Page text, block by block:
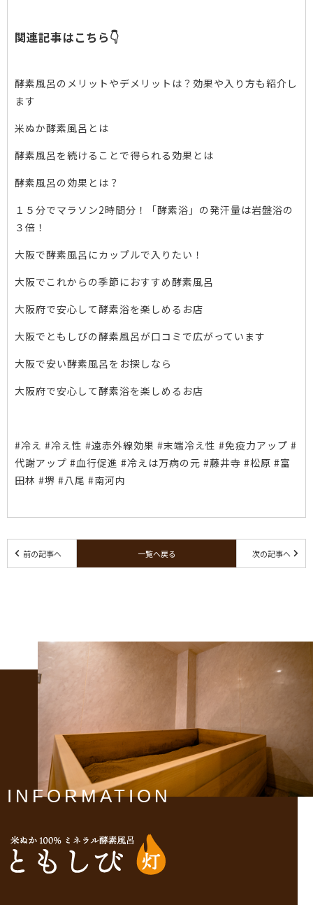
関連記事はこちら👇
酵素風呂のメリットやデメリットは？効果や入り方も紹介し
ます
米ぬか酵素風呂とは
酵素風呂を続けることで得られる効果とは
酵素風呂の効果とは？
１５分でマラソン2時間分！「酵素浴」の発汗量は岩盤浴の
３倍！
大阪で酵素風呂にカップルで入りたい！
大阪でこれからの季節におすすめ酵素風呂
大阪府で安心して酵素浴を楽しめるお店
大阪でともしびの酵素風呂が口コミで広がっています
大阪で安い酵素風呂をお探しなら
大阪府で安心して酵素浴を楽しめるお店
#冷え #冷え性 #遠赤外線効果 #末端冷え性 #免疫力アップ #
代謝アップ #血行促進 #冷えは万病の元 #藤井寺 #松原 #富
田林 #堺 #八尾 #南河内
前の記事へ 一覧へ戻る 次の記事へ
INFORMATION